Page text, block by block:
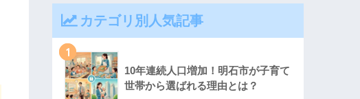
カテゴリ別人気記事
1
10年連続人口増加！明石市が子育て
世帯から選ばれる理由とは？